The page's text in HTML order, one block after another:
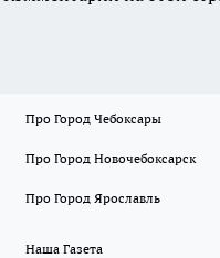
Про Город Чебоксары
Про Город Новочебоксарск
Про Город Ярославль
Наша Газета